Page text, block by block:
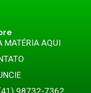
MATÉRIA AQUI